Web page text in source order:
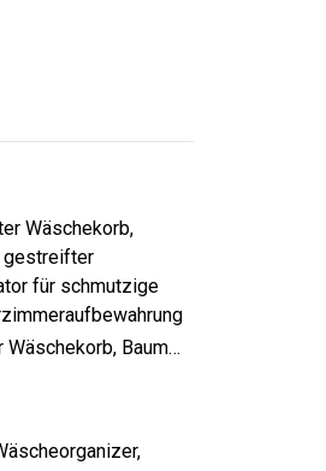
Personalisierter Wäschekorb, Baumwolle grau gestreifter Wäscheorganisator für schmutzige Kleidung, Kinderzimmeraufbewahrung